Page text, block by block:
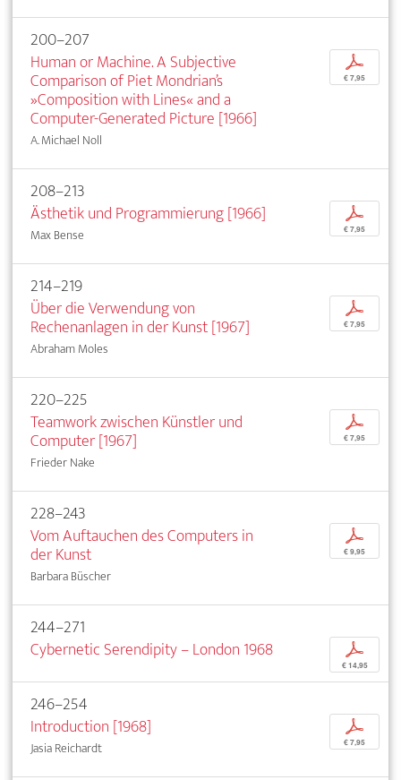
200–207
Human or Machine. A Subjective
Comparison of Piet Mondrian’s
»Composition with Lines« and a
Computer-Generated Picture [1966]
A. Michael Noll
p
€ 7,95
208–213
Ästhetik und Programmierung [1966]
Max Bense
p
€ 7,95
214–219
Über die Verwendung von
Rechenanlagen in der Kunst [1967]
Abraham Moles
p
€ 7,95
220–225
Teamwork zwischen Künstler und
Computer [1967]
Frieder Nake
p
€ 7,95
228–243
Vom Auftauchen des Computers in
der Kunst
Barbara Büscher
p
€ 9,95
244–271
Cybernetic Serendipity – London 1968
p
€ 14,95
246–254
Introduction [1968]
Jasia Reichardt
p
€ 7,95